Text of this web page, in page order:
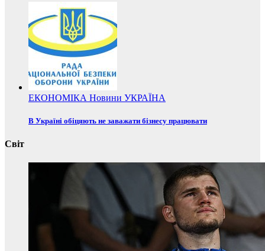
ЕКОНОМІКА Новини УКРАЇНА
В Україні обіцяють не заважати бізнесу працювати
Світ